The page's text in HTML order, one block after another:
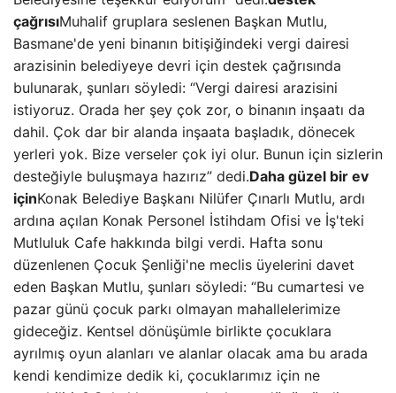
çağrısıMuhalif gruplara seslenen Başkan Mutlu,
Basmane'de yeni binanın bitişiğindeki vergi dairesi
arazisinin belediyeye devri için destek çağrısında
bulunarak, şunları söyledi: “Vergi dairesi arazisini
istiyoruz. Orada her şey çok zor, o binanın inşaatı da
dahil. Çok dar bir alanda inşaata başladık, dönecek
yerleri yok. Bize verseler çok iyi olur. Bunun için sizlerin
desteğiyle buluşmaya hazırız” dedi.Daha güzel bir ev
içinKonak Belediye Başkanı Nilüfer Çınarlı Mutlu, ardı
ardına açılan Konak Personel İstihdam Ofisi ve İş'teki
Mutluluk Cafe hakkında bilgi verdi. Hafta sonu
düzenlenen Çocuk Şenliği'ne meclis üyelerini davet
eden Başkan Mutlu, şunları söyledi: “Bu cumartesi ve
pazar günü çocuk parkı olmayan mahallelerimize
gideceğiz. Kentsel dönüşümle birlikte çocuklara
ayrılmış oyun alanları ve alanlar olacak ama bu arada
kendi kendimize dedik ki, çocuklarımız için ne